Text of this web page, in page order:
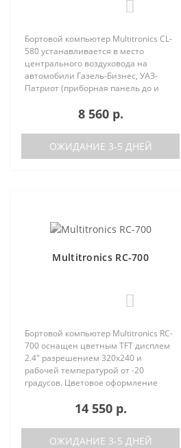
Бортовой компьютер Multitronics CL-
580 устанавливается в место
центрального воздуховода на
автомобили Газель-Бизнес, УАЗ-
Патриот (приборная панель до и
характеристики Поддержка двух
баков (подключается к двум
датчикам..
8 560 р.
ОЖИДАНИЕ 3-5 ДНЕЙ
Multitronics RC-700
Бортовой компьютер Multitronics RC-
700 оснащен цветным TFT дисплем
2.4" разрешением 320х240 и
рабочей температурой от -20
градусов. Цветовое оформление
пользователем индивидуально (по
предустановленн..
14 550 р.
ОЖИДАНИЕ 3-5 ДНЕЙ